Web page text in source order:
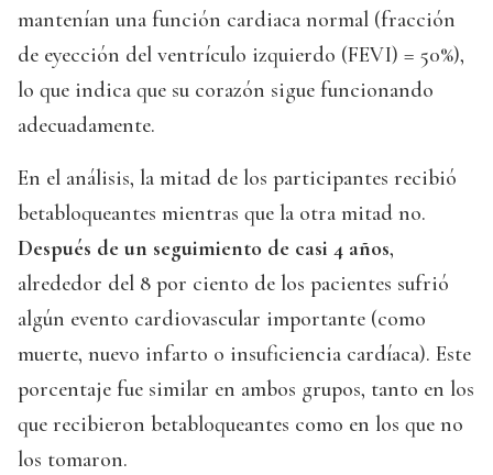
mantenían una función cardiaca normal (fracción
de eyección del ventrículo izquierdo (FEVI) = 50%),
lo que indica que su corazón sigue funcionando
adecuadamente.
En el análisis, la mitad de los participantes recibió
betabloqueantes mientras que la otra mitad no.
Después de un seguimiento de casi 4 años,
alrededor del 8 por ciento de los pacientes sufrió
algún evento cardiovascular importante (como
muerte, nuevo infarto o insuficiencia cardíaca). Este
porcentaje fue similar en ambos grupos, tanto en los
que recibieron betabloqueantes como en los que no
los tomaron.